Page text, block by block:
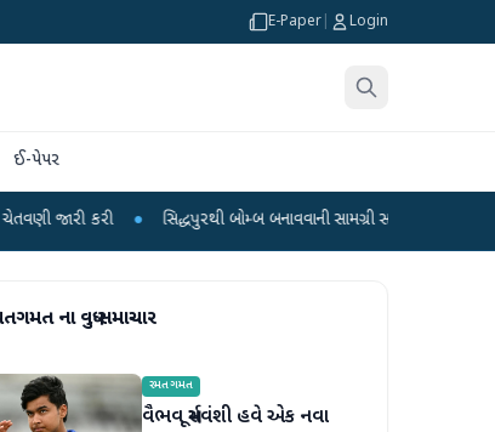
E-Paper Login
ઈ-પેપર
● સિદ્ધપુરથી બોમ્બ બનાવવાની સામગ્રી સાથે જૈશના 5 શંકાસ્પદ આતંકી
ના વધુ સમાચાર
રમતગમત
વૈભવ સૂર્યવંશી હવે એક નવા